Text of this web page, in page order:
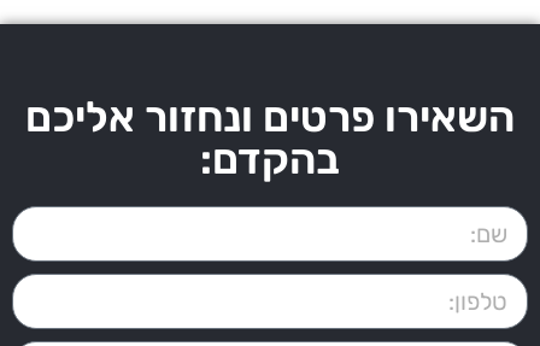
השאירו פרטים ונחזור אליכם
בהקדם: